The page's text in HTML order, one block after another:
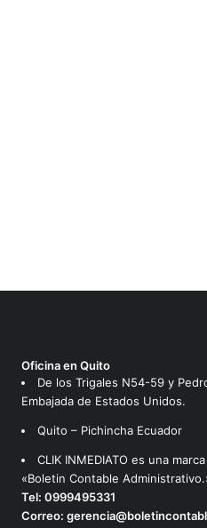
Oficina en Quito
De los Trigales N54-59 y
Embajada de Estados Unidos.
Quito – Pichincha Ecuador
CLIK INMEDIATO es una
«Boletin Contable
Tel: 0999495331
Correo: